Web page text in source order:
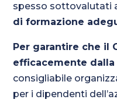
spesso sottovalutati
di formazione
Per garantire che il
efficacemente
consigliabile
per i dipendenti